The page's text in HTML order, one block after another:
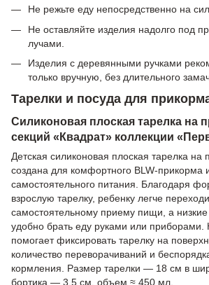
Не режьте еду непосредственно на
Не оставляйте изделия надолго под
лучами.
Изделия с деревянными ручками
только вручную, без длительного
Тарелки и посуда для
Силиконовая плоская тарелка на
секций «Квадрат» коллекции
Детская силиконовая плоская тарелка на
создана для комфортного BLW-прикорма
самостоятельного питания. Благодаря
взрослую тарелку, ребенку легче
самостоятельному приему пищи, а
удобно брать еду руками или приборами.
помогает фиксировать тарелку на
количество переворачиваний и
кормления. Размер тарелки — 18 см в
бортика — 3,5 см, объем ≈ 450 мл.